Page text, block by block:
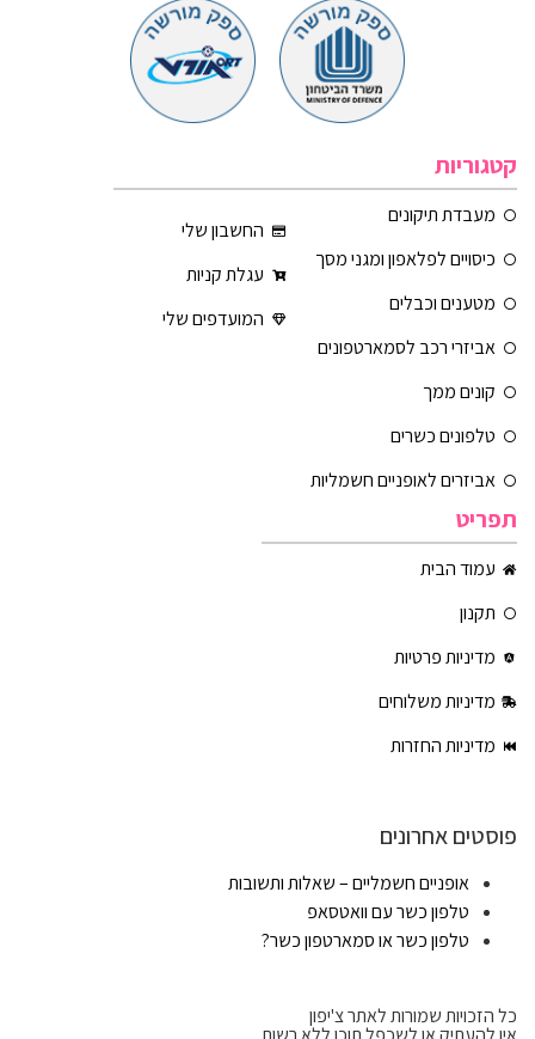
קטגוריות
מעבדת תיקונים
כיסויים לפלאפון ומגני מסך
מטענים וכבלים
אביזרי רכב לסמארטפונים
קונים ממך
טלפונים כשרים
אביזרים לאופניים חשמליות
החשבון שלי
עגלת קניות
המועדפים שלי
תפריט
עמוד הבית
תקנון
מדיניות פרטיות
מדיניות משלוחים
מדיניות החזרות
פוסטים אחרונים
אופניים חשמליים – שאלות ותשובות
טלפון כשר עם וואטסאפ
טלפון כשר או סמארטפון כשר?
כל הזכויות שמורות לאתר צ'יפון